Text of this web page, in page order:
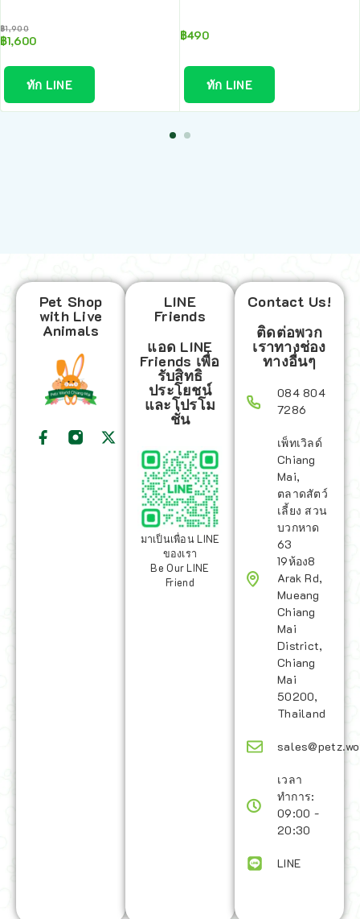
฿1,900
฿1,600
ทัก LINE
฿490
ทัก LINE
Pet Shop
with Live
Animals
LINE
Friends
แอด LINE
Friends เพื่อ
รับสิทธิ
ประโยชน์
และโปรโม
ชั่น
มาเป็นเพื่อน LINE
ของเรา
Be Our LINE
Friend
Contact Us!
ติดต่อพวก
เราทางช่อง
ทางอื่นๆ
084 804
7286
เพ็ทเวิลด์
Chiang
Mai,
ตลาดสัตว์
เลี้ยง สวน
บวกหาด
63
19ห้อง8
Arak Rd,
Mueang
Chiang
Mai
District,
Chiang
Mai
50200,
Thailand
เวลา
ทำการ:
09:00 -
20:30
LINE